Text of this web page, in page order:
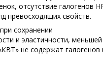
отсутствие галогенов
превосходящих свойств.
сохранении
и эластичности, меньшей
не содержат галогенов